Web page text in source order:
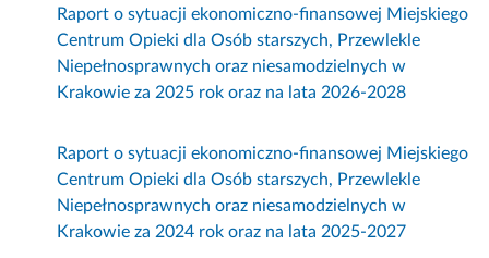
Raport o sytuacji ekonomiczno-finansowej Miejskiego
Centrum Opieki dla Osób starszych, Przewlekle
Niepełnosprawnych oraz niesamodzielnych w
Krakowie za 2025 rok oraz na lata 2026-2028
Raport o sytuacji ekonomiczno-finansowej Miejskiego
Centrum Opieki dla Osób starszych, Przewlekle
Niepełnosprawnych oraz niesamodzielnych w
Krakowie za 2024 rok oraz na lata 2025-2027